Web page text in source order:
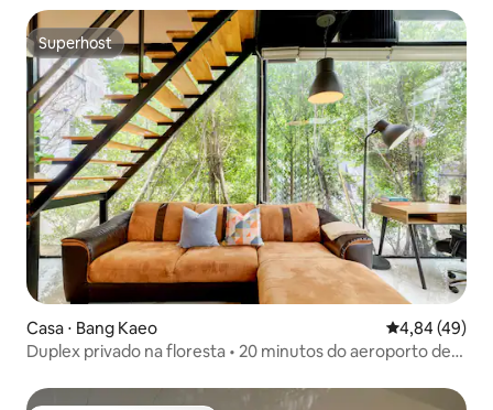
Superhost
Superhost
Casa ⋅ Bang Kaeo 4,84 de uma
4,84 (49)
Duplex privado na floresta • 20 minutos do aeroporto de